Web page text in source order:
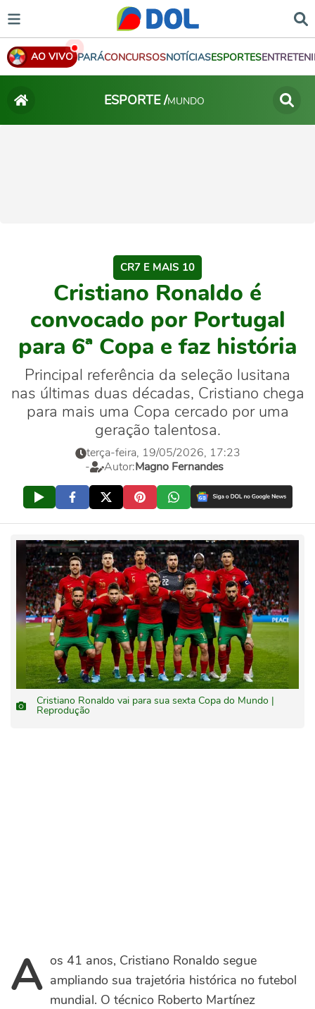
AO VIVO PARÁCONCURSOSNOTÍCIASESPORTES
ESPORTE /MUNDO
CR7 E MAIS 10
Cristiano Ronaldo é
convocado por Portugal
para 6ª Copa e faz história
Principal referência da seleção lusitana
nas últimas duas décadas, Cristiano chega
para mais uma Copa cercado por uma
geração talentosa.
terça-feira, 19/05/2026, 17:23
-
Autor:Magno Fernandes
Cristiano Ronaldo vai para sua sexta Copa do Mundo |
Reprodução
Aos 41 anos, Cristiano Ronaldo segue
ampliando sua trajetória histórica no futebol
mundial. O técnico Roberto Martínez